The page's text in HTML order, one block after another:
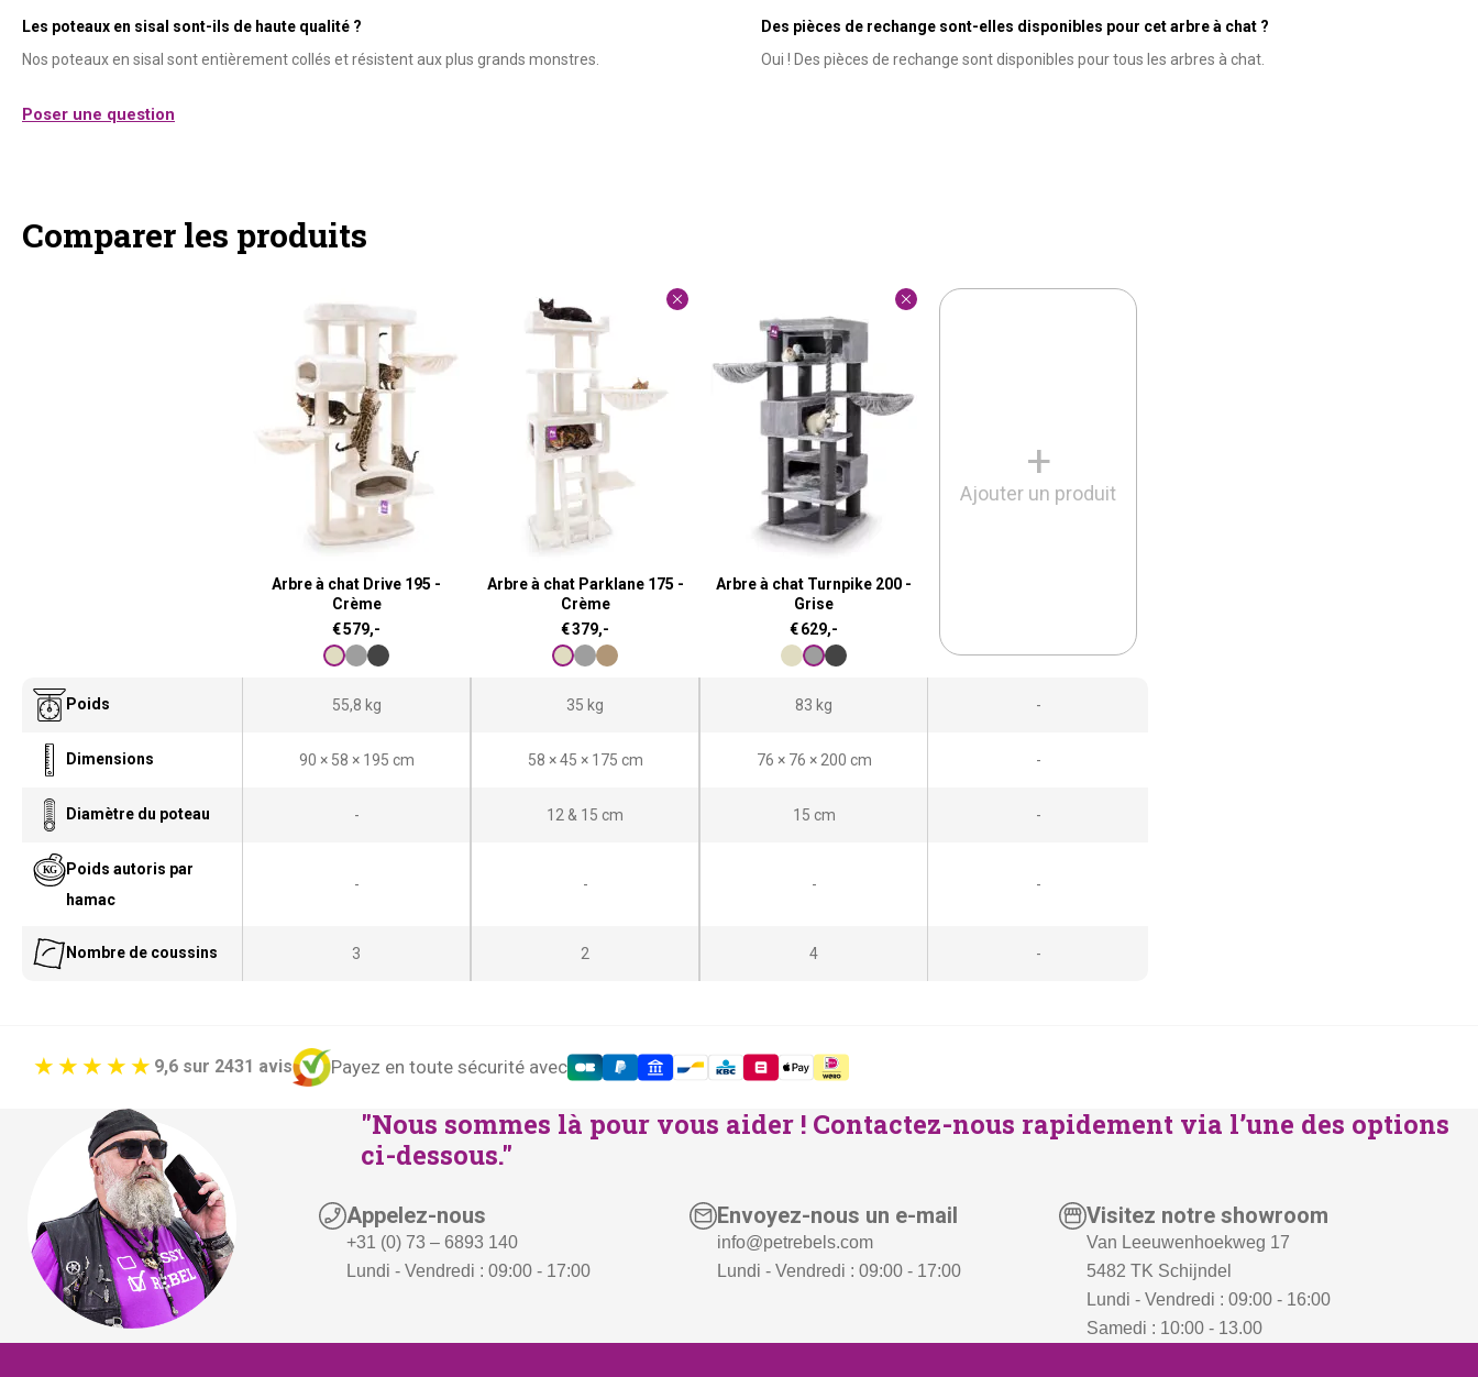
Les poteaux en sisal sont-ils de haute qualité ?
Nos poteaux en sisal sont entièrement collés et résistent aux plus grands monstres.
Des pièces de rechange sont-elles disponibles pour cet arbre à chat ?
Oui ! Des pièces de rechange sont disponibles pour tous les arbres à chat.
Poser une question
Comparer les produits
Arbre à chat Drive 195 -
Crème
€579,-
Arbre à chat Parklane 175 -
Crème
€379,-
Arbre à chat Turnpike 200 -
Grise
€629,-
+
Ajouter un produit
Poids 55,8 kg 35 kg 83 kg -
Dimensions 90 × 58 × 195 cm 58 × 45 × 175 cm 76 × 76 × 200 cm -
Diamètre du poteau - 12 & 15 cm 15 cm -
Poids autoris par
hamac
- - - -
Nombre de coussins 3 2 4 -
Payez en toute sécurité avec
9,6 sur 2431 avis
"Nous sommes là pour vous aider ! Contactez-nous rapidement via l’une des options
ci-dessous."
Appelez-nous
+31 (0) 73 – 6893 140
Lundi - Vendredi : 09:00 - 17:00
Envoyez-nous un e-mail
info@petrebels.com
Lundi - Vendredi : 09:00 - 17:00
Visitez notre showroom
Van Leeuwenhoekweg 17
5482 TK Schijndel
Lundi - Vendredi : 09:00 - 16:00
Samedi : 10:00 - 13.00